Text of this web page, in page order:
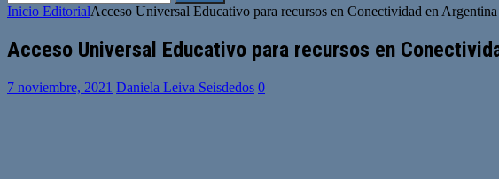
Inicio EditorialAcceso Universal Educativo para recursos en Conectividad en Argentina
Acceso Universal Educativo para recursos en
7 noviembre, 2021 Daniela Leiva Seisdedos 0